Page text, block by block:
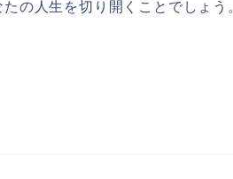
の人生を切り開くことでしょう